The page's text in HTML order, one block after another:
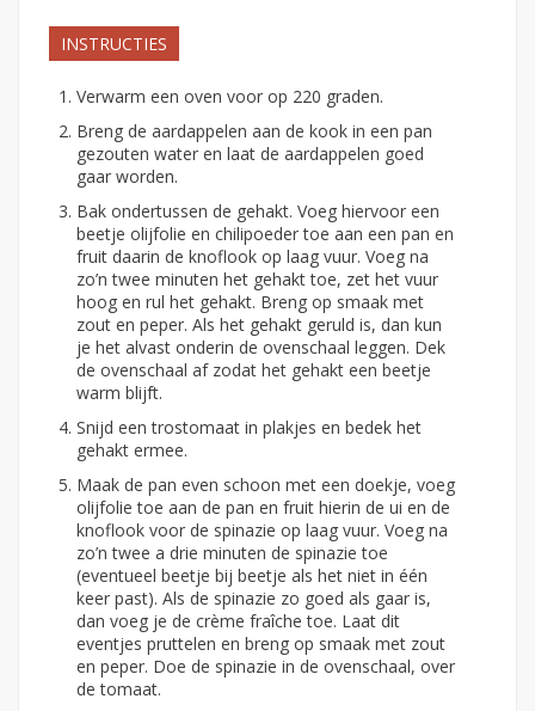
INSTRUCTIES
Verwarm een oven voor op 220 graden.
Breng de aardappelen aan de kook in een pan
gezouten water en laat de aardappelen goed
gaar worden.
Bak ondertussen de gehakt. Voeg hiervoor een
beetje olijfolie en chilipoeder toe aan een pan en
fruit daarin de knoflook op laag vuur. Voeg na
zo’n twee minuten het gehakt toe, zet het vuur
hoog en rul het gehakt. Breng op smaak met
zout en peper. Als het gehakt geruld is, dan kun
je het alvast onderin de ovenschaal leggen. Dek
de ovenschaal af zodat het gehakt een beetje
warm blijft.
Snijd een trostomaat in plakjes en bedek het
gehakt ermee.
Maak de pan even schoon met een doekje, voeg
olijfolie toe aan de pan en fruit hierin de ui en de
knoflook voor de spinazie op laag vuur. Voeg na
zo’n twee a drie minuten de spinazie toe
(eventueel beetje bij beetje als het niet in één
keer past). Als de spinazie zo goed als gaar is,
dan voeg je de crème fraîche toe. Laat dit
eventjes pruttelen en breng op smaak met zout
en peper. Doe de spinazie in de ovenschaal, over
de tomaat.